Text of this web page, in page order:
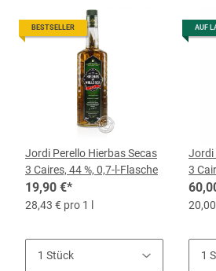
BESTSELLER
Jordi Perello Hierbas Secas
3 Caires, 44 %, 0,7-l-Flasche
19,90 €*
28,43 € pro 1 l
AUF
Jordi
3
20,00